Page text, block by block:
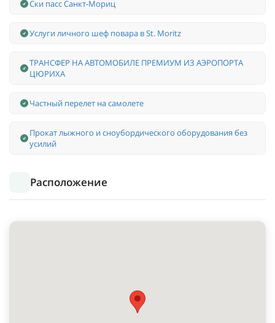
Ски пасс Санкт-Мориц
Услуги личного шеф повара в St. Moritz
ТРАНСФЕР НА АВТОМОБИЛЕ ПРЕМИУМ ИЗ АЭРОПОРТА
ЦЮРИХА
Частный перелет на самолете
Прокат лыжного и сноубордического оборудования без
усилий
Расположение